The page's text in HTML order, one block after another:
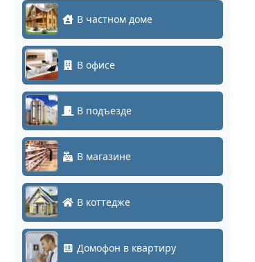
В частном доме
В офисе
В подъезде
В магазине
В коттедже
Домофон в квартиру